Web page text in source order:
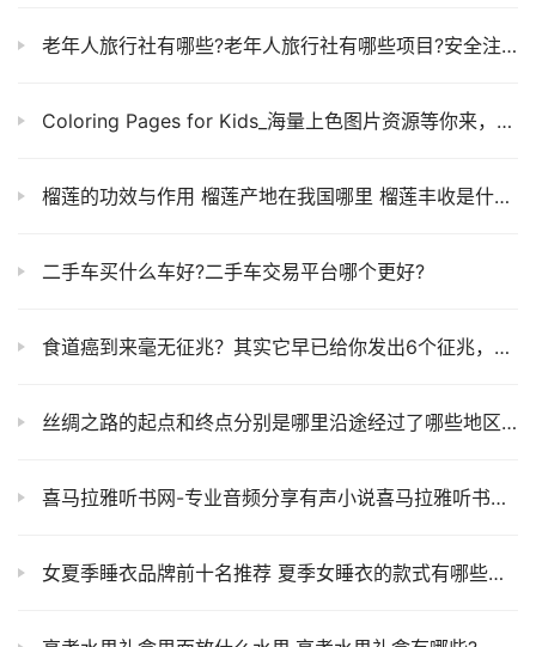
老年人旅行社有哪些?老年人旅行社有哪些项目?安全注意事项
Coloring Pages for Kids_海量上色图片资源等你来，听说能培养孩子专注力
榴莲的功效与作用 榴莲产地在我国哪里 榴莲丰收是什么时候
二手车买什么车好?二手车交易平台哪个更好?
食道癌到来毫无征兆？其实它早已给你发出6个征兆，要注意
丝绸之路的起点和终点分别是哪里沿途经过了哪些地区有什么作用
喜马拉雅听书网-专业音频分享有声小说喜马拉雅听书免费版下载
女夏季睡衣品牌前十名推荐 夏季女睡衣的款式有哪些什么样的夏季睡衣好看